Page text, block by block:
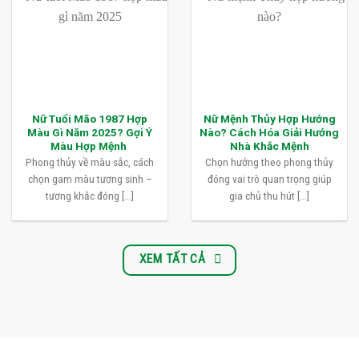
Nữ Tuổi Mão 1987 Hợp
Màu Gì Năm 2025? Gợi Ý
Màu Hợp Mệnh
Phong thủy về màu sắc, cách
chọn gam màu tương sinh –
tương khắc đóng [...]
Nữ Mệnh Thủy Hợp Hướng
Nào? Cách Hóa Giải Hướng
Nhà Khắc Mệnh
Chọn hướng theo phong thủy
đóng vai trò quan trọng giúp
gia chủ thu hút [...]
XEM TẤT CẢ